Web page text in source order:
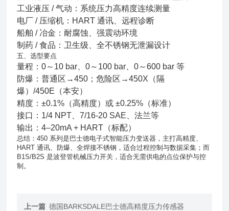
工业液压 / 气动：系统压力高精度连续测量
电厂 / 压缩机：HART 通讯、远程诊断
船舶 / 冶金：耐腐蚀、强震动环境
制药 / 食品：卫生级、全不锈钢无泄漏设计
五、选型要点
量程：0～10 bar、0～100 bar、0～600 bar 等
防爆：普通区→450；危险区→450X（隔
爆）/450E（本安）
精度：±0.1%（高精度）或 ±0.25%（标准）
接口：1/4 NPT、7/16-20 SAE、法兰等
输出：4–20mA + HART（标配）
总结 ：450 系列是巴士德电子式智能压力变送器 ，主打高精度、
HART通讯、防爆、全焊接不锈钢 ，适合过程控制与数据采集 ；而
B1S/B2S是波登管机械压力开关 ，适合无需供电的点位保护与控
制 。
上一篇 德国BARKSDALE巴士德高精度压力传感器